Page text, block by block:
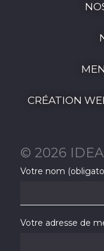
CRÉATION
© 2026
Votre nom
Votre adresse de